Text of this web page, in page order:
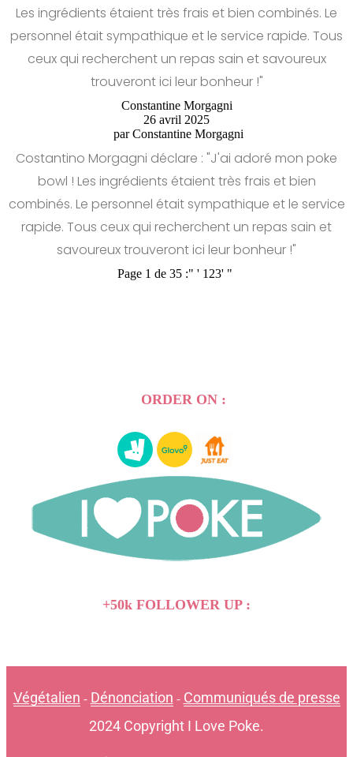
Les ingrédients étaient très frais et bien combinés. Le
personnel était sympathique et le service rapide. Tous
ceux qui recherchent un repas sain et savoureux
trouveront ici leur bonheur !"
Constantine Morgagni
26 avril 2025
parConstantine Morgagni
Costantino Morgagni déclare : "J'ai adoré mon poke
bowl ! Les ingrédients étaient très frais et bien
combinés. Le personnel était sympathique et le service
rapide. Tous ceux qui recherchent un repas sain et
savoureux trouveront ici leur bonheur !"
Page 1 de 35 :" ' 1 23' "
ORDER ON :
+50k FOLLOWER UP :
Végétalien - Dénonciation - Communiqués de presse
2024 Copyright I Love Poke.